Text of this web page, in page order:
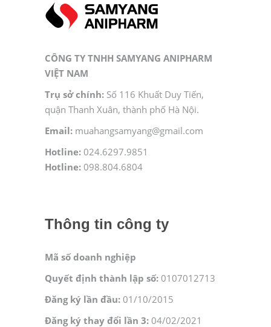
CÔNG TY TNHH SAMYANG ANIPHARM
VIỆT NAM
Trụ sở chính: Số 116 Khuất Duy Tiến,
quận Thanh Xuân, thành phố Hà Nội.
Email: muahangsamyang@gmail.com
Hotline: 024.6297.9851
Hotline: 098.804.6804
Thông tin công ty
Mã số doanh nghiệp
Quyết định thành lập số: 0107012713
Đăng ký lần đầu: 01/10/2015
Đăng ký thay đổi lần 3: 04/02/2021